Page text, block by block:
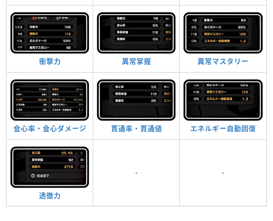
衝撃力 異常掌握 異常マスタリー
会心率・会心ダメージ 貫通率・貫通値 エネルギー自動回復
透徹力
- -